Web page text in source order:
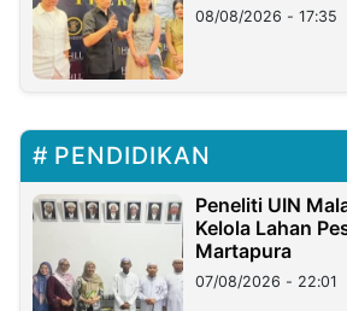
08/08/2026 - 17:35
PENDIDIKAN
Peneliti UIN
Kelola Lahan
Martapura
07/08/2026 - 22:01